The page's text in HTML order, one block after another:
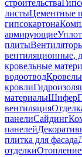
строительства
листыЦементные
гипсокартона
армирующие
плиты
вентиляционные,
кровельные
водоотвод
кровли
материалыШифер
вентиляция
панелиСайдинг
панелей
плитка для фасада
отделкиОтопление